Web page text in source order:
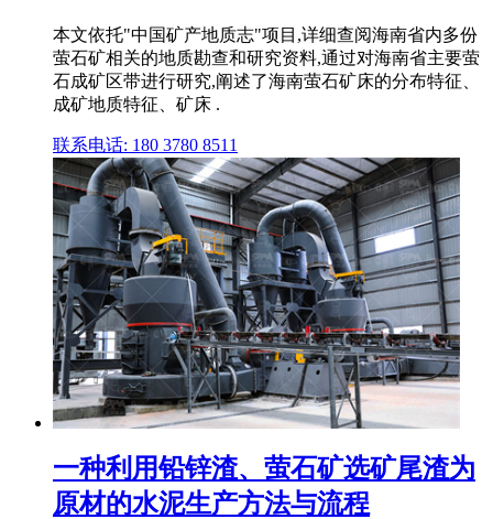
本文依托"中国矿产地质志"项目,详细查阅海南省内多份
萤石矿相关的地质勘查和研究资料,通过对海南省主要萤
石成矿区带进行研究,阐述了海南萤石矿床的分布特征、
成矿地质特征、矿床 .
联系电话: 180 3780 8511
一种利用铅锌渣、萤石矿选矿尾渣为
原材的水泥生产方法与流程